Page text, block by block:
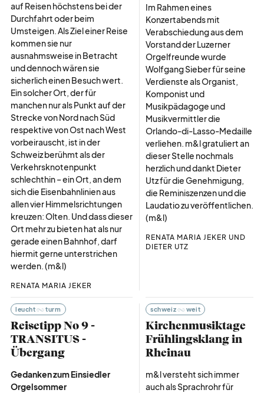
auf Reisen höchstens bei der
Durchfahrt oder beim
Umsteigen. Als Ziel einer Reise
kommen sie nur
ausnahmsweise in Betracht
und dennoch wären sie
sicherlich einen Besuch wert.
Ein solcher Ort, der für
manchen nur als Punkt auf der
Strecke von Nord nach Süd
respektive von Ost nach West
vorbeirauscht, ist in der
Schweiz berühmt als der
Verkehrsknotenpunkt
schlechthin – ein Ort, an dem
sich die Eisenbahnlinien aus
allen vier Himmelsrichtungen
kreuzen: Olten. Und dass dieser
Ort mehr zu bieten hat als nur
gerade einen Bahnhof, darf
hiermit gerne unterstrichen
werden. (m&l)
RENATA MARIA JEKER
Im Rahmen eines
Konzertabends mit
Verabschiedung aus dem
Vorstand der Luzerner
Orgelfreunde wurde
Wolfgang Sieber für seine
Verdienste als Organist,
Komponist und
Musikpädagoge und
Musikvermittler die
Orlando-di-Lasso-Medaille
verliehen. m&l gratuliert an
dieser Stelle nochmals
herzlich und dankt Dieter
Utz für die Genehmigung,
die Reminiszenzen und die
Laudatio zu veröffentlichen.
(m&l)
RENATA MARIA JEKER UND
DIETER UTZ
leucht turm
Reisetipp No 9 -
TRANSITUS -
Übergang
Gedanken zum Einsiedler
Orgelsommer
schweiz weit
Kirchenmusiktage
Frühlingsklang in
Rheinau
m&l versteht sich immer
auch als Sprachrohr für